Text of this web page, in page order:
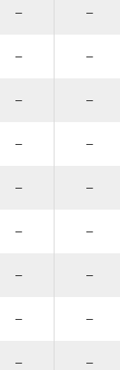
– –
– –
– –
– –
– –
– –
– –
– –
– –